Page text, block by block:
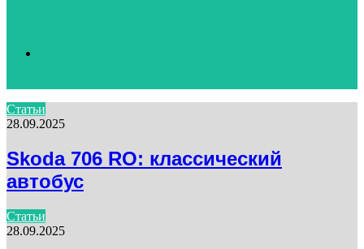
for
Статьи
28.09.2025
Skoda 706 RO: классический
автобус
Статьи
28.09.2025